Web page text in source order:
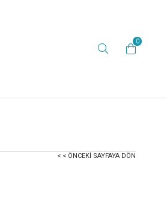
0
< < ÖNCEKI SAYFAYA DÖN